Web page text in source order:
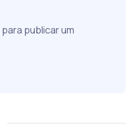
para publicar um